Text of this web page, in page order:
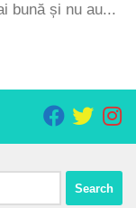
bună și nu au...